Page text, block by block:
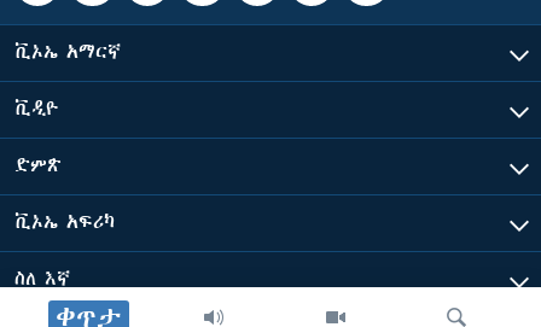
ቀጥታ
ቪኦኤ አማርኛ
ቪዲዮ
ድምጽ
ቪኦኤ አፍሪካ
ስለ እኛ